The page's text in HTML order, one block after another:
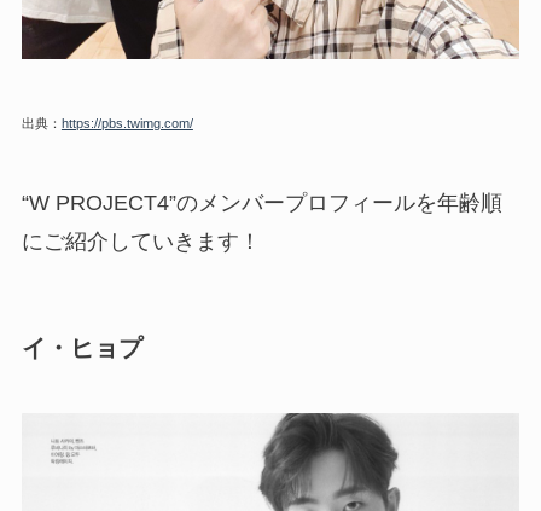
出典： https://pbs.twimg.com/
“W PROJECT4”のメンバープロフィールを年齢順
にご紹介していきます！
イ・ヒョプ